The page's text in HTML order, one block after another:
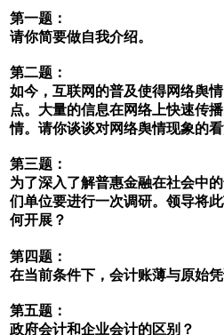
第一题：
请你简要做自我介绍。
第二题：
如今，互联网的普及使得网络舆
点。大量的信息在网络上快速传
情。请你谈谈对网络舆情现象的看
第三题：
为了深入了解普惠金融在社会中
们单位要进行一次调研。领导将
何开展？
第四题：
在当前条件下，会计账薄与原始
第五题：
政府会计和企业会计的区别？